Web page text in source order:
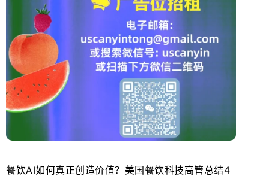
餐饮AI如何真正创造价值？美国餐饮科技高管总结4